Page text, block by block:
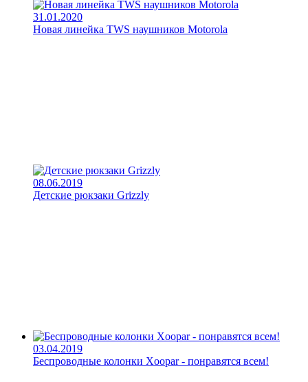
31.01.2020
Новая линейка TWS наушников Motorola
08.06.2019
Детские рюкзаки Grizzly
03.04.2019
Беспроводные колонки Xoopar - понравятся всем!